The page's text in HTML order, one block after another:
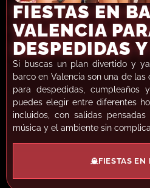
FIESTAS EN
VALENCIA
DESPEDIDAS
Si buscas un plan divertido y
barco en Valencia son una de
para despedidas, cumpleaños
puedes elegir entre diferentes
incluidos, con salidas
música y el ambiente sin
FIESTAS EN